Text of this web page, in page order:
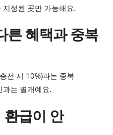
지정된 곳만 가능해요.
른 혜택과 중복
전 시 10%)과는 중복
과는 별개예요.
급이 안